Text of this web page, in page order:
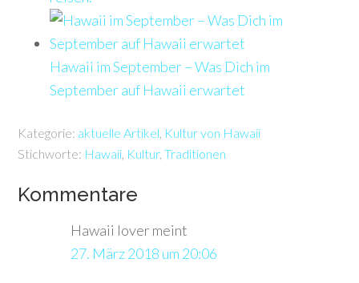
Hawaii im September – Was Dich im
September auf Hawaii erwartet
Kategorie: aktuelle Artikel Kultur von Hawaii
Stichworte: Hawaii Kultur,Traditionen
Kommentare
Hawaii lovermeint
27. März 2018 um 20:06